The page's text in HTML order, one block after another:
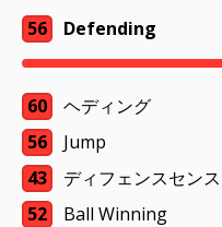
56 Defending
60
ヘディング
56
Jump
43
ディフェンスセンス
52
Ball Winning